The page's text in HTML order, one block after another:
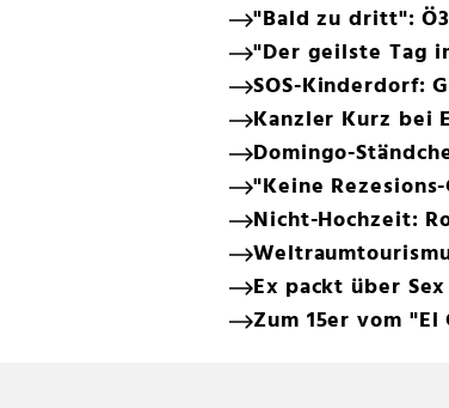
"Bald zu dritt":
"Der geilste Tag
SOS-Kinderdorf:
Kanzler Kurz bei
Domingo-
"Keine
Nicht-Hochzeit:
Ex packt über
Zum 15er vom